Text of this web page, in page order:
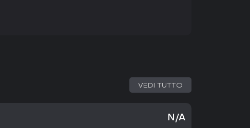
VEDI TUTTO
N/A